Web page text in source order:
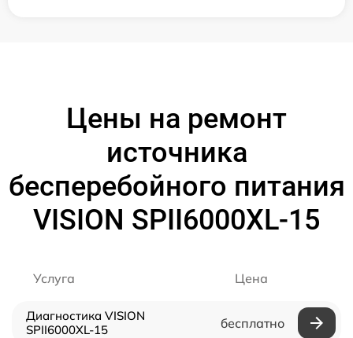
Цены на ремонт
источника
бесперебойного питания
VISION SPII6000XL-15
Услуга Цена
Диагностика VISION
SPII6000XL-15
бесплатно